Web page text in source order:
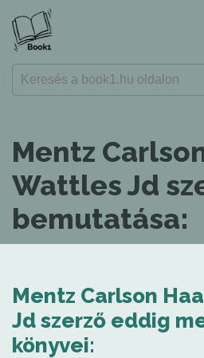
Mentz
Wattles Jd
bemutatása:
Mentz Carlson
Jd szerző eddig
könyvei: